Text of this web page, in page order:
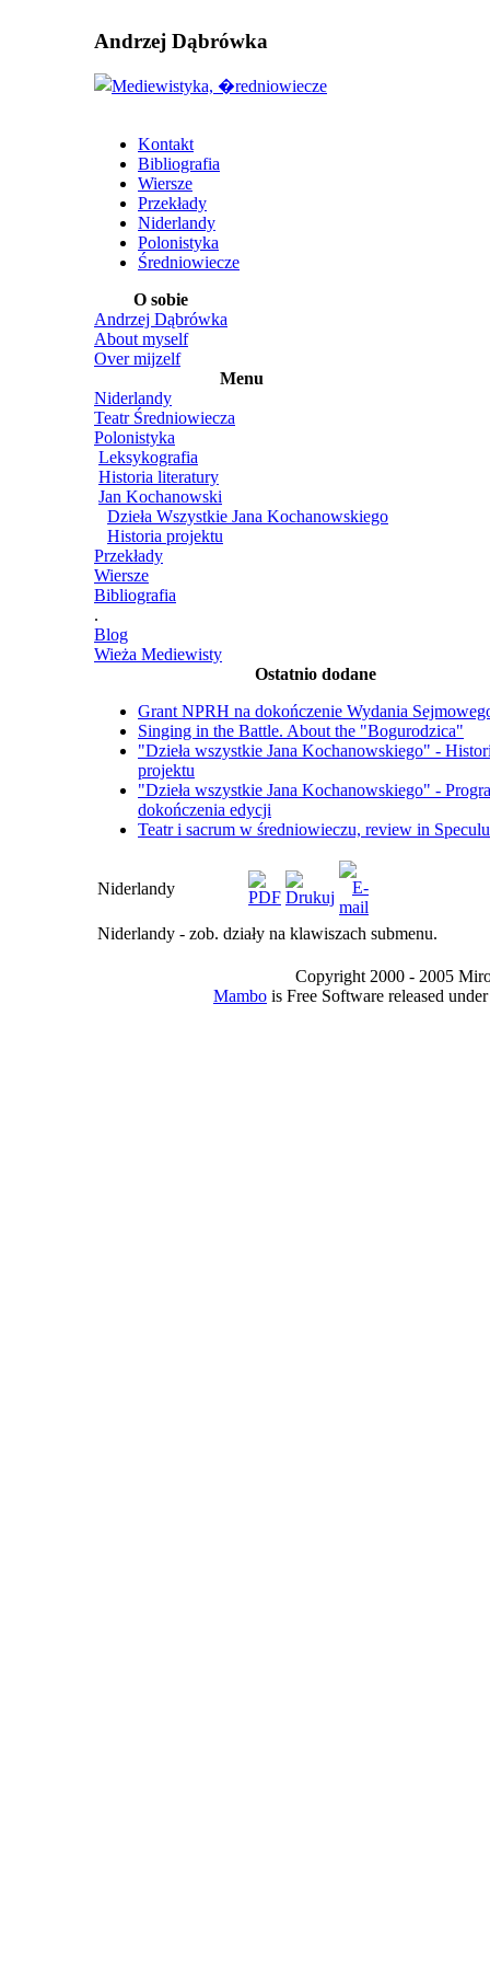
Andrzej Dąbrówka
Kontakt
Bibliografia
Wiersze
Przekłady
Niderlandy
Polonistyka
Średniowiecze
O sobie
Andrzej Dąbrówka
About myself
Over mijzelf
Menu
Niderlandy
Teatr Średniowiecza
Polonistyka
Leksykografia
Historia literatury
Jan Kochanowski
Dzieła Wszystkie Jana Kochanowskiego
Historia projektu
Przekłady
Wiersze
Bibliografia
.
Blog
Wieża Mediewisty
Ostatnio dodane
Grant NPRH na dokończenie Wydania
Singing in the Battle. About the "Bogurodzica"
"Dzieła wszystkie Jana Kochanowskiego" -
projektu
"Dzieła wszystkie Jana Kochanowskiego" -
dokończenia edycji
Teatr i sacrum w średniowieczu, review in
Niderlandy
Niderlandy - zob. działy na klawiszach submenu.
Copyright 2000 - 2005
Mambo is Free Software released